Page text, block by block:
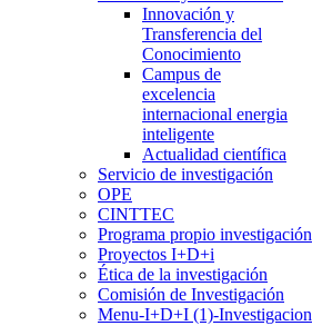
Innovación y
Transferencia del
Conocimiento
Campus de
excelencia
internacional energia
inteligente
Actualidad científica
Servicio de investigación
OPE
CINTTEC
Programa propio investigación
Proyectos I+D+i
Ética de la investigación
Comisión de Investigación
Menu-I+D+I (1)-Investigacion